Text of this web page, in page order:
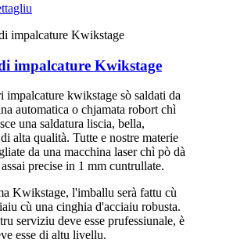
impalcature Kwikstage
impalcature kwikstage sò saldati da
automatica o chjamata robort chì
una saldatura liscia, bella,
alta qualità. Tutte e nostre materie
da una macchina laser chì pò dà
precise in 1 mm cuntrullate.
Kwikstage, l'imballu serà fattu cù
cù una cinghia d'acciaiu robusta.
serviziu deve esse prufessiunale, è
esse di altu livellu.